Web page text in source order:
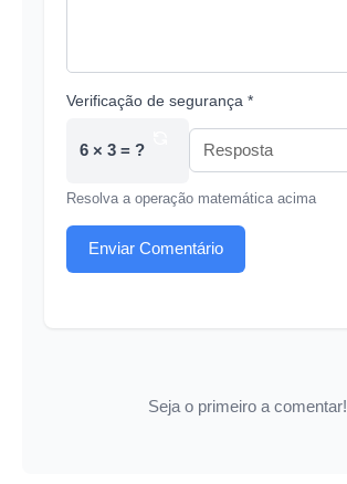
Verificação de segurança *
6 × 3 = ?
Resolva a operação matemática acima
Enviar Comentário
Seja o primeiro a comentar!